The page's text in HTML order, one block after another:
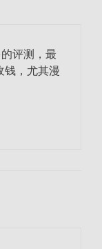
评测，最
钱，尤其漫